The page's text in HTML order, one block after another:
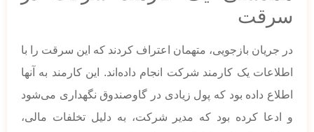
سرقت
در جریان بازجویی، متهمان اعتراف کردند که این سرقت را با
اطلاعات یک کارمند شرکت انجام داده‌اند. این کارمند به آنها
اطلاع داده بود که پول زیادی در گاوصندوق نگهداری می‌شود
و ادعا کرده بود که مدیر شرکت، به دلیل تخلفات مالی،